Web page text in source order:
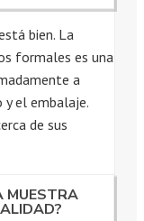
bien. La
formales es una
a
el embalaje.
de sus
MUESTRA